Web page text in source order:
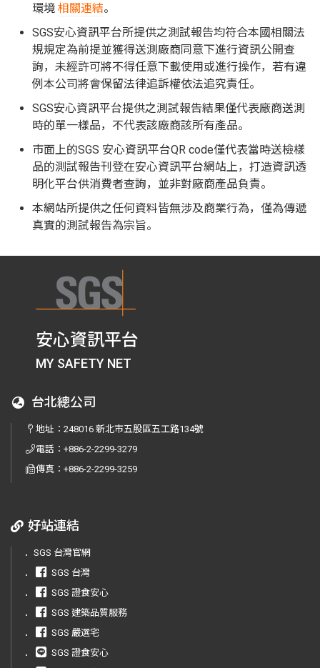
環境 相關連結。
SGS安心資訊平台所提供之測試報告均符合本國相關法
規規定為前提並獲得送測廠商同意下進行資訊公開查
詢，未經許可將不得任意下載使用或進行操作，若有違
例本公司將會保留法律追訴權依法追究責任。
SGS安心資訊平台提供之測試報告結果僅代表廠商送測
時的單一樣品，不代表該廠商該所有產品。
市面上的SGS 安心資訊平台QR code僅代表當時送檢樣
品的測試報告刊登在安心資訊平台網站上，打造資訊透
明化平台供消費者查詢，並非對廠商產品負責。
本網站所提供之任何資料皆無涉及商業行為，僅為傳遞
真實的測試報告為宗旨。
安心資訊平台
MY SAFETY NET
台北總公司
地址：248016 新北市五股區五工路134號
電話：+886-2-2299-3279
傳真：+886-2-2299-3259
好站連結
． SGS 台灣官網
．
SGS 台灣
．
SGS 證食安心
．
SGS 建築品質服務
．
SGS 嚴選宅
．
SGS 證食安心